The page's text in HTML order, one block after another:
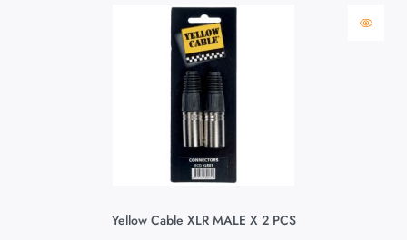
Yellow Cable XLR MALE X 2 PCS